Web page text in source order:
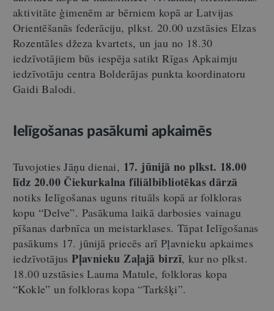
aktivitāte ģimenēm ar bērniem kopā ar Latvijas
Orientēšanās federāciju, plkst. 20.00 uzstāsies Elzas
Rozentāles džeza kvartets, un jau no 18.30
iedzīvotājiem būs iespēja satikt Rīgas Apkaimju
iedzīvotāju centra Bolderājas punkta koordinatoru
Gaidi Balodi.
Ielīgošanas pasākumi apkaimēs
Tuvojoties Jāņu dienai, 17. jūnijā no plkst. 18.00
līdz 20.00 Čiekurkalna filiālbibliotēkas dārzā
notiks Ielīgošanas uguns rituāls kopā ar folkloras
kopu “Delve”. Pasākuma laikā darbosies vainagu
pīšanas darbnīca un meistarklases. Tāpat Ielīgošanas
pasākums 17. jūnijā priecēs arī Pļavnieku apkaimes
iedzīvotājusPļavnieku Zaļajā birzī, kur no plkst.
18.00 uzstāsies Lauma Matule, folkloras kopa
“Kokle” un folkloras kopa “Tarkšķi”.